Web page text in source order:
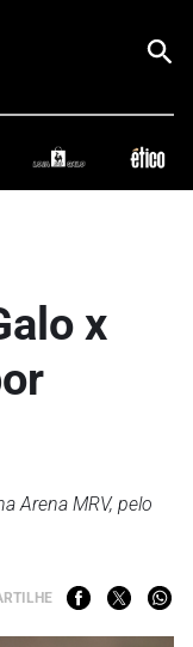
x
Arena MRV, pelo